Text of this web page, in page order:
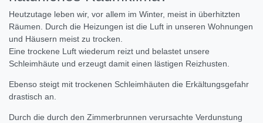
Heutzutage leben wir, vor allem im Winter, meist in überhitzten
Räumen. Durch die Heizungen ist die Luft in unseren Wohnungen
und Häusern meist zu trocken.
Eine trockene Luft wiederum reizt und belastet unsere
Schleimhäute und erzeugt damit einen lästigen Reizhusten.
Ebenso steigt mit trockenen Schleimhäuten die Erkältungsgefahr
drastisch an.
Durch die durch den Zimmerbrunnen verursachte Verdunstung